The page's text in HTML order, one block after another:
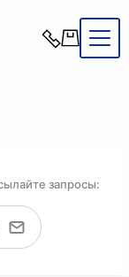
запросы: